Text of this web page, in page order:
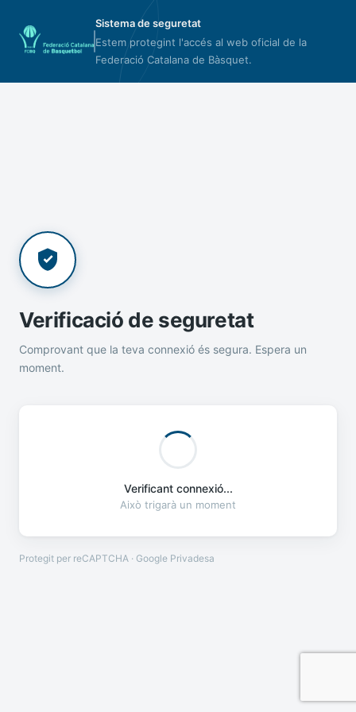
Sistema de seguretat
Estem protegint l'accés al web oficial de la
Federació Catalana de Bàsquet.
Verificació de seguretat
Comprovant que la teva connexió és segura. Espera un
moment.
Verificant connexió...
Això trigarà un moment
Protegit per reCAPTCHA · Google Privadesa